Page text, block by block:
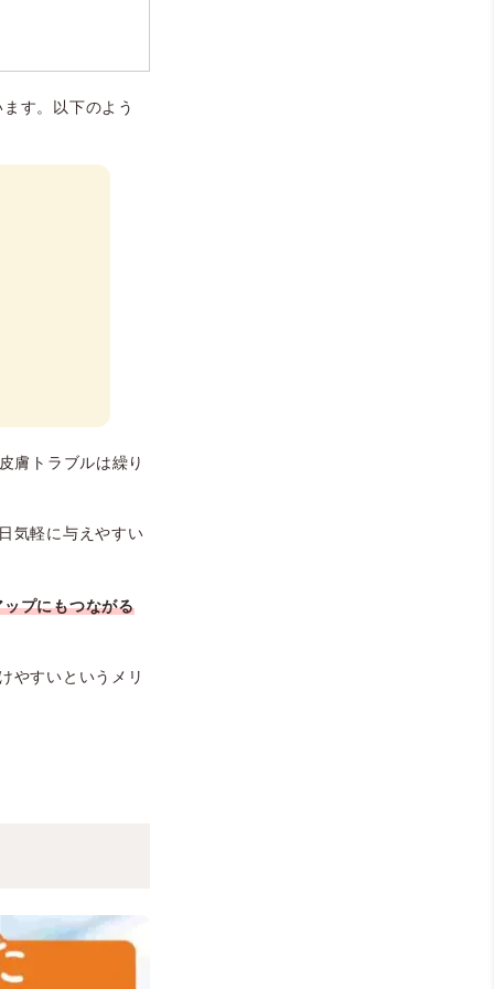
す。以下のよう
膚トラブルは繰り
気軽に与えやすい
プにもつながる
やすいというメリ